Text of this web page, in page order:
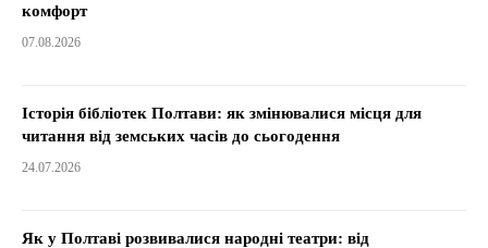
комфорт
07.08.2026
Історія бібліотек Полтави: як змінювалися місця для
читання від земських часів до сьогодення
24.07.2026
Як у Полтаві розвивалися народні театри: від